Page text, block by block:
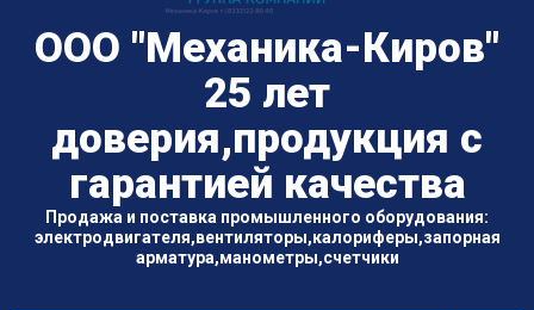
ООО "Механика-Киров"
25 лет
доверия,продукция с
гарантией качества
Продажа и поставка промышленного оборудования:
электродвигателя,вентиляторы,калориферы,запорная
арматура,манометры,счетчики